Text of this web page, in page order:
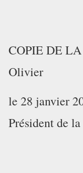
COPIE DE
le 28 janvier
Président de